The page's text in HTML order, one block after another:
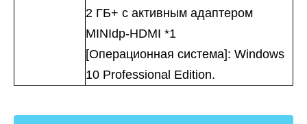
2 ГБ+ с активным адаптером
MINIdp-HDMI *1
[Операционная система]: Windows
10 Professional Edition.